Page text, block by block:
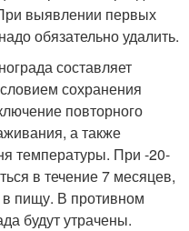
выявлении первых
обязательно удалить.
составляет
сохранения
повторного
а также
температуры. При -20-
в течение 7 месяцев,
в пищу. В противном
будут утрачены.